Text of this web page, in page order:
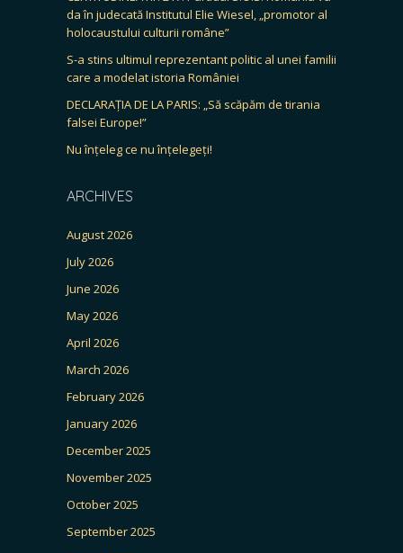
da în judecată Institutul Elie Wiesel, „promotor al
holocaustului culturii române”
S-a stins ultimul reprezentant politic al unei familii
care a modelat istoria României
DECLARAȚIA DE LA PARIS: „Să scăpăm de tirania
falsei Europe!”
Nu înțeleg ce nu înțelegeți!
ARCHIVES
August 2026
July 2026
June 2026
May 2026
April 2026
March 2026
February 2026
January 2026
December 2025
November 2025
October 2025
September 2025